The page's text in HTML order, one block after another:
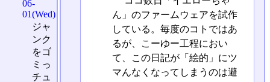
ん」のファームウェアを試作
している。毎度のコトではあ
るが、こーゆー工程におい
て、この日記が「絵的」にツ
マんなくなってしまうのは避
06-
01(Wed)
ジャ
ンク
をゴ
ミっ
チュ